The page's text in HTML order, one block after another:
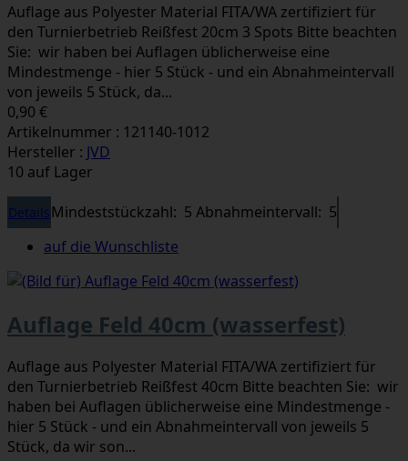
Auflage aus Polyester Material FITA/WA zertifiziert für
den Turnierbetrieb Reißfest 20cm 3 Spots Bitte beachten
Sie: wir haben bei Auflagen üblicherweise eine
Mindestmenge - hier 5 Stück - und ein Abnahmeintervall
von jeweils 5 Stück, da...
0,90 €
Artikelnummer : 121140-1012
Hersteller : JVD
10 auf Lager
Details Mindeststückzahl: 5 Abnahmeintervall: 5
auf die Wunschliste
Auflage Feld 40cm (wasserfest)
Auflage aus Polyester Material FITA/WA zertifiziert für
den Turnierbetrieb Reißfest 40cm Bitte beachten Sie: wir
haben bei Auflagen üblicherweise eine Mindestmenge -
hier 5 Stück - und ein Abnahmeintervall von jeweils 5
Stück, da wir son...